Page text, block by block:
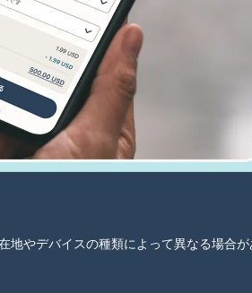
やデバイスの種類によって異なる場合が